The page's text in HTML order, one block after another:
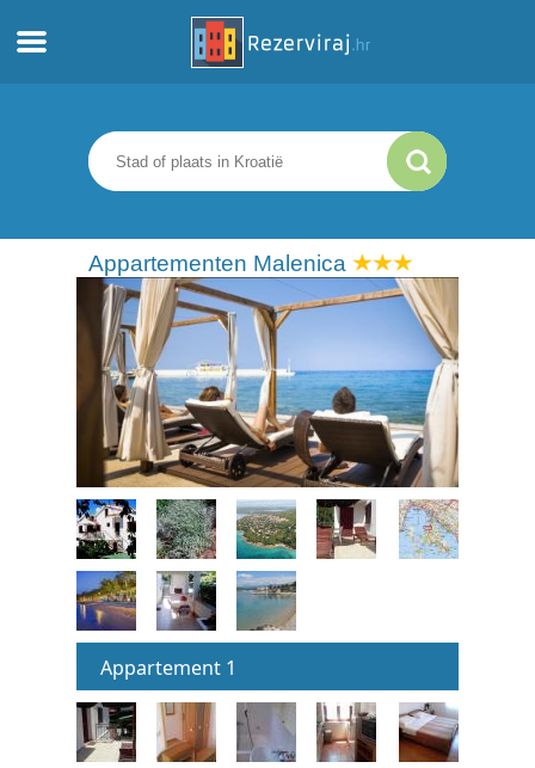
Appartementen
Toeristeninformatie
Stranden
webcams
Ontmoet Kroatië
musea
Appartementen Malenica
Appartement 1